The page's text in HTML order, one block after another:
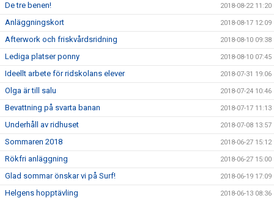
De tre benen! 2018-08-22 11:20
Anläggningskort 2018-08-17 12:09
Afterwork och friskvårdsridning 2018-08-10 09:38
Lediga platser ponny 2018-08-10 07:45
Ideellt arbete för ridskolans elever 2018-07-31 19:06
Olga är till salu 2018-07-24 10:46
Bevattning på svarta banan 2018-07-17 11:13
Underhåll av ridhuset 2018-07-08 13:57
Sommaren 2018 2018-06-27 15:12
Rökfri anläggning 2018-06-27 15:00
Glad sommar önskar vi på Surf! 2018-06-19 17:09
Helgens hopptävling 2018-06-13 08:36